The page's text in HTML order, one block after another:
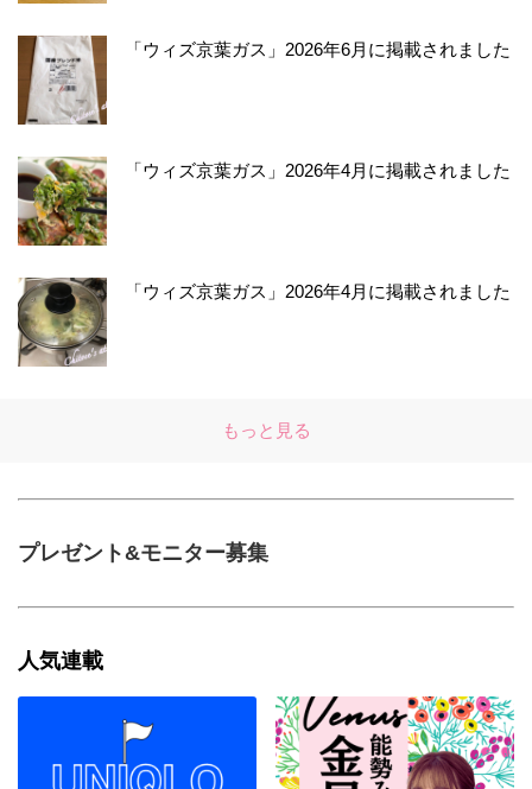
「ウィズ京葉ガス」2026年6月に掲載されました
「ウィズ京葉ガス」2026年4月に掲載されました
「ウィズ京葉ガス」2026年4月に掲載されました
もっと見る
プレゼント&モニター募集
人気連載